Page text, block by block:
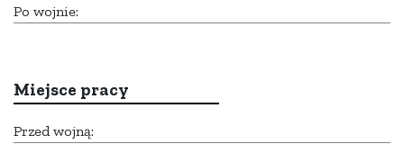
Po wojnie:
Miejsce pracy
Przed wojną: